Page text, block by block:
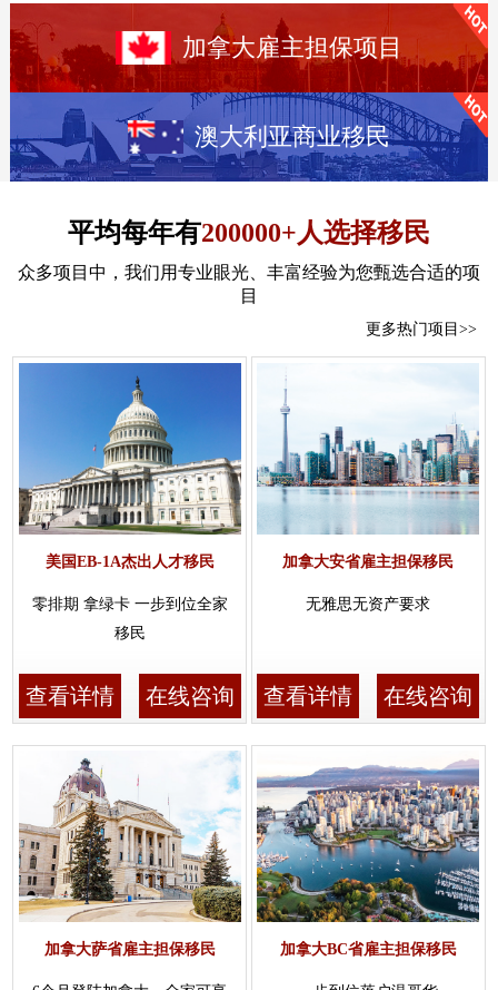
加拿大雇主担保项目
澳大利亚商业移民
平均每年有200000+人选择移民
众多项目中，我们用专业眼光、丰富经验为您甄选合适的项
目
更多热门项目>>
美国EB-1A杰出人才移民
零排期 拿绿卡 一步到位全家
移民
查看详情 在线咨询
加拿大安省雇主担保移民
无雅思无资产要求
查看详情 在线咨询
加拿大萨省雇主担保移民 加拿大BC省雇主担保移民